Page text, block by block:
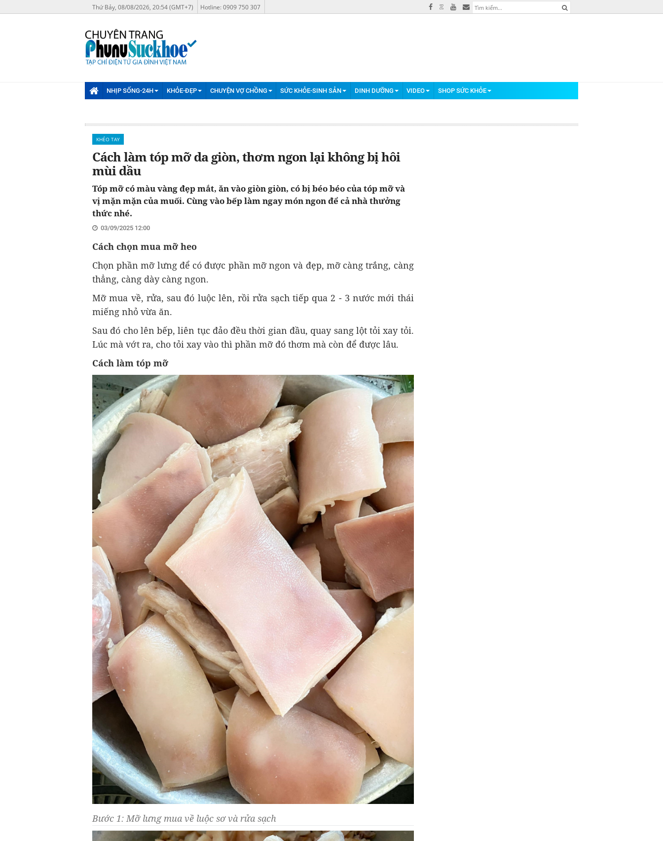
Thứ Bảy, 08/08/2026, 20:54 (GMT+7) Hotline: 0909 750 307
NHỊP SỐNG-24H KHỎE-ĐẸP CHUYỆN VỢ CHỒNG SỨC KHỎE-SINH SẢN DINH DƯỠNG VIDEO SHOP SỨC KHỎE
KHÉO TAY
Cách làm tóp mỡ da giòn, thơm ngon lại không bị hôi
mùi dầu
Tóp mỡ có màu vàng đẹp mắt, ăn vào giòn giòn, có bị béo béo của tóp mỡ và
vị mặn mặn của muối. Cùng vào bếp làm ngay món ngon để cả nhà thưởng
thức nhé.
03/09/2025 12:00
Cách chọn mua mỡ heo
Chọn phần mỡ lưng để có được phần mỡ ngon và đẹp, mỡ càng trắng, càng
thẳng, càng dày càng ngon.
Mỡ mua về, rửa, sau đó luộc lên, rồi rửa sạch tiếp qua 2 - 3 nước mới thái
miếng nhỏ vừa ăn.
Sau đó cho lên bếp, liên tục đảo đều thời gian đầu, quay sang lột tỏi xay tỏi.
Lúc mà vớt ra, cho tỏi xay vào thì phần mỡ đó thơm mà còn để được lâu.
Cách làm tóp mỡ
Bước 1: Mỡ lưng mua về luộc sơ và rửa sạch